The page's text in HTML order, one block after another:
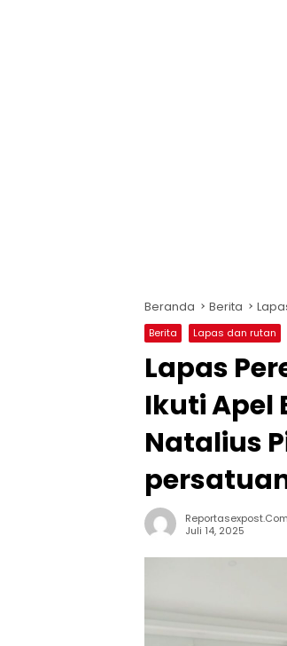
Beranda Berita
Berita Lapas dan rutan
Lapas
Ikuti Apel
Natalius
Reportasexpost.com
Juli 14, 2025